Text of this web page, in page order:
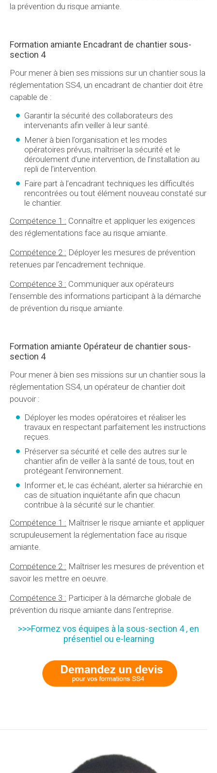
la prévention du risque amiante.
Formation amiante Encadrant de chantier sous-
section 4
Pour mener à bien ses missions sur un chantier sous la
réglementation SS4, un encadrant de chantier doit être
capable de :
Garantir la sécurité des collaborateurs des
intervenants afin veiller à leur santé.
Mener à bien l’organisation et les modes
opératoires prévus, maîtriser la sécurité et le
déroulement d’une intervention, de l’installation au
repli de l’intervention.
Faire part à l’encadrant techniques les difficultés
rencontrées ou tout élément nouveau constaté sur
le chantier.
Compétence 1 : Connaître et appliquer les exigences
des réglementations face au risque amiante.
Compétence 2 : Déployer les mesures de prévention
retenues par l’encadrement technique.
Compétence 3 : Communiquer aux opérateurs
l’ensemble des informations participant à la démarche
de prévention du risque amiante.
Formation amiante Opérateur de chantier sous-
section 4
Pour mener à bien ses missions sur un chantier sous la
réglementation SS4, un opérateur de chantier doit
pouvoir :
Déployer les modes opératoires et réaliser les
travaux en respectant parfaitement les instructions
reçues.
Préserver sa sécurité et celle des autres sur le
chantier afin de veiller à la santé de tous, tout en
protégeant l’environnement.
Informer et, le cas échéant, alerter sa hiérarchie en
cas de situation inquiétante afin que chacun
contribue à la sécurité sur le chantier.
Compétence 1 : Maîtriser le risque amiante et appliquer
scrupuleusement la réglementation face au risque
amiante.
Compétence 2 : Maîtriser les mesures de prévention et
savoir les mettre en oeuvre.
Compétence 3 : Participer à la démarche globale de
prévention du risque amiante dans l’entreprise.
>>>Formez vos équipes à la sous-section 4 , en
présentiel ou e-learning